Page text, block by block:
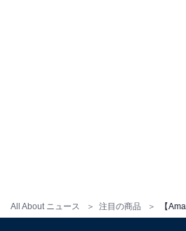
All About ニュース 注目の商品